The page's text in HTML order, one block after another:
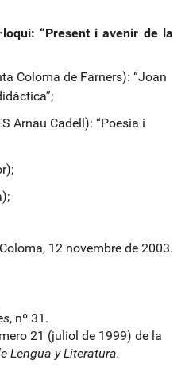
“Present i avenir de la
Coloma de Farners): “Joan
Arnau Cadell): “Poesia i
12 novembre de 2003.
, nº 31.
21 (juliol de 1999) de la
Lengua y Literatura.